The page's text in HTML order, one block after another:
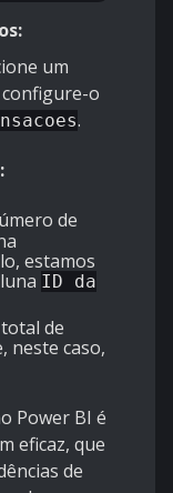
um
o
.
de
estamos
ID da
de
neste caso,
Power BI é
eficaz, que
de